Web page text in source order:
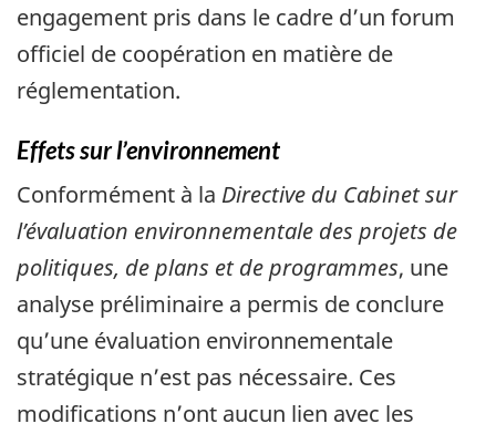
engagement pris dans le cadre d’un forum
officiel de coopération en matière de
réglementation.
Effets sur l’environnement
Conformément à la Directive du Cabinet sur
l’évaluation environnementale des projets de
politiques, de plans et de programmes, une
analyse préliminaire a permis de conclure
qu’une évaluation environnementale
stratégique n’est pas nécessaire. Ces
modifications n’ont aucun lien avec les